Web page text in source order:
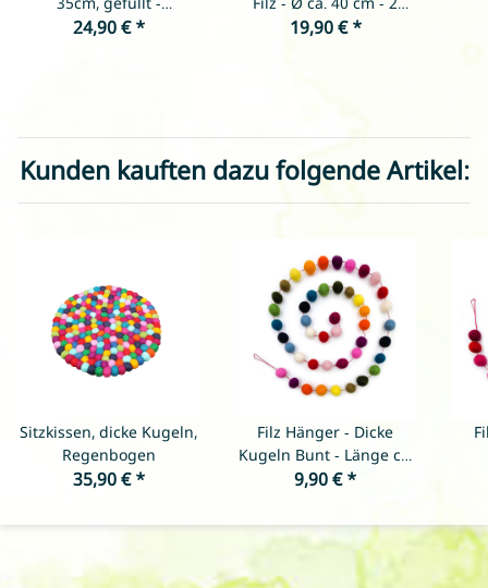
verschiedene Farben
24,90 €*
farbig - verschiedene
19,90 €*
Kunden kauften dazu folgende Artikel:
Sitzkissen, dicke Kugeln,
Regenbogen
35,90 €*
Filz Hänger - Dicke
Kugeln Bunt - Länge ca.
150 cm
9,90 €*